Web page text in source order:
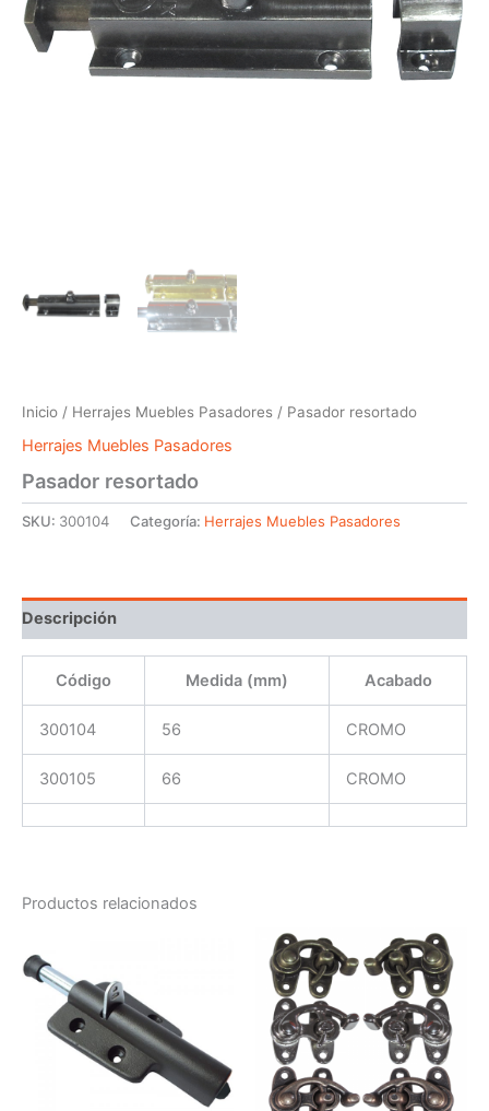
Inicio / Herrajes Muebles Pasadores / Pasador resortado
Herrajes Muebles Pasadores
Pasador resortado
SKU: 300104 Categoría: Herrajes Muebles Pasadores
Descripción
Código Medida (mm) Acabado
300104 56 CROMO
300105 66 CROMO
Productos relacionados